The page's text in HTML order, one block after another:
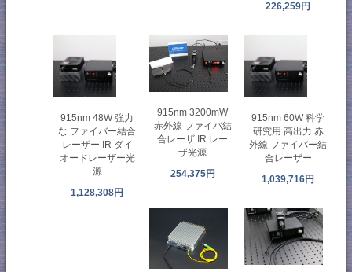
226,259円
915nm 48W 強力
な ファイバー結合
レーザー IR ダイ
オードレーザー光
源
1,128,308円
915nm 3200mW
赤外線 ファイバ結
合レーザ IR レー
ザ光源
254,375円
915nm 60W 科学
研究用 高出力 赤
外線 ファイバー結
合レーザー
1,039,716円